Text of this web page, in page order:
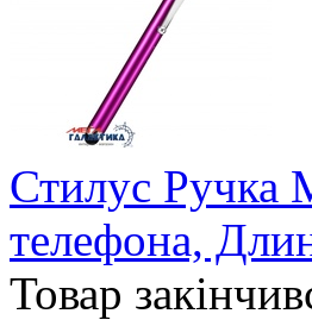
Стилус Ручка
телефона,
Товар